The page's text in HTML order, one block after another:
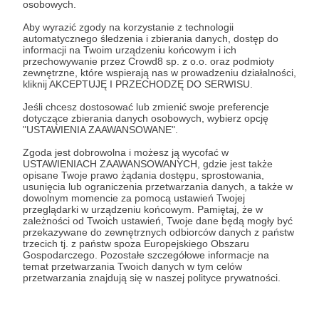
osobowych.
Aby wyrazić zgody na korzystanie z technologii
automatycznego śledzenia i zbierania danych, dostęp do
informacji na Twoim urządzeniu końcowym i ich
przechowywanie przez Crowd8 sp. z o.o. oraz podmioty
zewnętrzne, które wspierają nas w prowadzeniu działalności,
kliknij AKCEPTUJĘ I PRZECHODZĘ DO SERWISU.
Jeśli chcesz dostosować lub zmienić swoje preferencje
dotyczące zbierania danych osobowych, wybierz opcję
"USTAWIENIA ZAAWANSOWANE".
Zgoda jest dobrowolna i możesz ją wycofać w
USTAWIENIACH ZAAWANSOWANYCH, gdzie jest także
opisane Twoje prawo żądania dostępu, sprostowania,
usunięcia lub ograniczenia przetwarzania danych, a także w
dowolnym momencie za pomocą ustawień Twojej
przeglądarki w urządzeniu końcowym. Pamiętaj, że w
zależności od Twoich ustawień, Twoje dane będą mogły być
przekazywane do zewnętrznych odbiorców danych z państw
trzecich tj. z państw spoza Europejskiego Obszaru
Gospodarczego. Pozostałe szczegółowe informacje na
temat przetwarzania Twoich danych w tym celów
przetwarzania znajdują się w naszej polityce prywatności.
Zaloguj się
Udostępnij
Miłozwierz
Zobacz profil autora
Zobacz również